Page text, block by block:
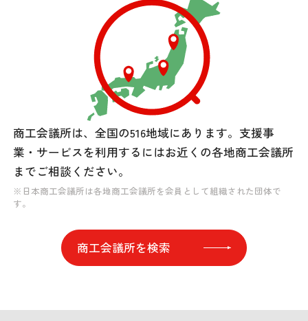
商工会議所は、全国の516地域にあります。 支援事
業・サービスを利用するにはお近くの各地商工会議所
までご相談ください。
※日本商工会議所は各地商工会議所を会員として組織された団体で
す。
商工会議所を検索